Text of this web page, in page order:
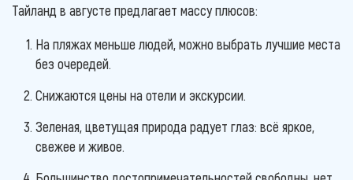
Тайланд в августе предлагает массу плюсов:
На пляжах меньше людей, можно выбрать лучшие места
без очередей.
Снижаются цены на отели и экскурсии.
Зеленая, цветущая природа радует глаз: всё яркое,
свежее и живое.